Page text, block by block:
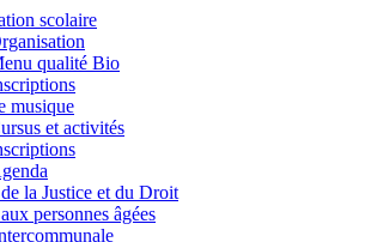
scolaire
qualité Bio
musique
et activités
la Justice et du Droit
personnes âgées